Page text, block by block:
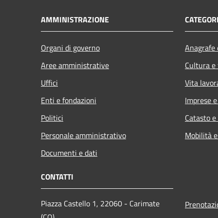
AMMINISTRAZIONE
Organi di governo
Aree amministrative
Uffici
Enti e fondazioni
Politici
Personale amministrativo
Documenti e dati
Cultura
Vita
Imprese
Catasto
Mobilità
CONTATTI
Piazza Castello 1, 22060 - Carimate